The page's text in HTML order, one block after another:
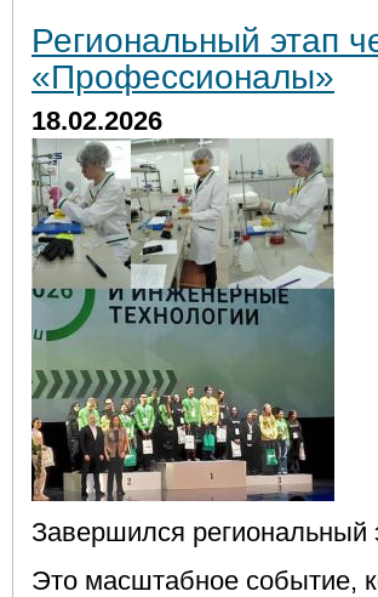
Региональный этап
«Профессионалы»
18.02.2026
Завершился
Это масштабное событие,